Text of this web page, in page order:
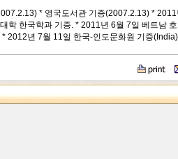
* 영국도서관 기증(2007.2.13) * 2011
학 한국학과 기증. * 2011년 6월 7일 베트남
* 2012년 7월 11일 한국-인도문화원 기증(India)